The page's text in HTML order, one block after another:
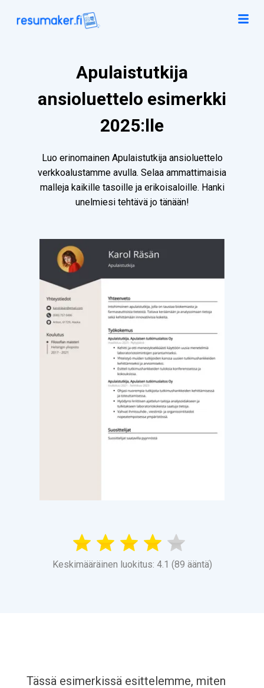
Apulaistutkija
ansioluettelo esimerkki
2025:lle
Luo erinomainen Apulaistutkija ansioluettelo
verkkoalustamme avulla. Selaa ammattimaisia
malleja kaikille tasoille ja erikoisaloille. Hanki
unelmiesi tehtävä jo tänään!
Keskimääräinen luokitus: 4.1 (89 ääntä)
Tässä esimerkissä esittelemme, miten